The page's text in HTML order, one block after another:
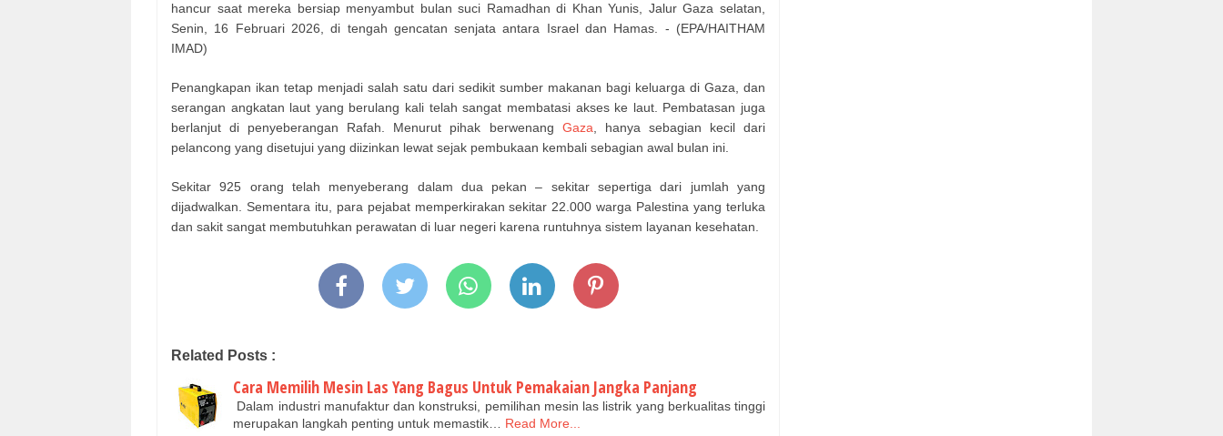
hancur saat mereka bersiap menyambut bulan suci Ramadhan di Khan Yunis, Jalur Gaza selatan,
Senin, 16 Februari 2026, di tengah gencatan senjata antara Israel dan Hamas. - (EPA/HAITHAM
IMAD)
Penangkapan ikan tetap menjadi salah satu dari sedikit sumber makanan bagi keluarga di Gaza, dan
serangan angkatan laut yang berulang kali telah sangat membatasi akses ke laut. Pembatasan juga
berlanjut di penyeberangan Rafah. Menurut pihak berwenang Gaza , hanya sebagian kecil dari
pelancong yang disetujui yang diizinkan lewat sejak pembukaan kembali sebagian awal bulan ini.
Sekitar 925 orang telah menyeberang dalam dua pekan – sekitar sepertiga dari jumlah yang
dijadwalkan. Sementara itu, para pejabat memperkirakan sekitar 22.000 warga Palestina yang terluka
dan sakit sangat membutuhkan perawatan di luar negeri karena runtuhnya sistem layanan kesehatan.
Related Posts :
Cara Memilih Mesin Las Yang Bagus Untuk Pemakaian Jangka Panjang
Dalam industri manufaktur dan konstruksi, pemilihan mesin las listrik yang berkualitas tinggi
merupakan langkah penting untuk memastik…
Read More...